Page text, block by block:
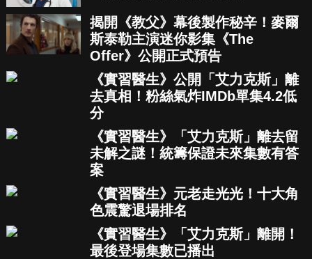
揭開《教父》幕後製作秘辛！麥爾
斯泰勒主演迷你影集《The
Offer》公開正式預告
《實習醫生》公開「艾力克斯」離
去真相！粉絲氣炸IMDb單集4.2低
分
《實習醫生》「艾力克斯」離去留
未解之謎！統籌保證未來集數有答
案
《實習醫生》元老走光光！十大角
色震驚退場排名
《實習醫生》「艾力克斯」離開！
最後登場集數已播出